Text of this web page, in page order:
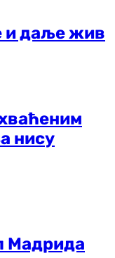
и даље жив
нису
Мадрида